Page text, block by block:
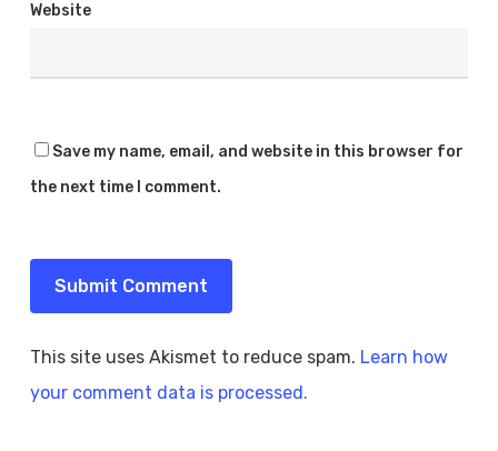
Website
Save my name, email, and website in this browser for
the next time I comment.
This site uses Akismet to reduce spam. Learn how
your comment data is processed.